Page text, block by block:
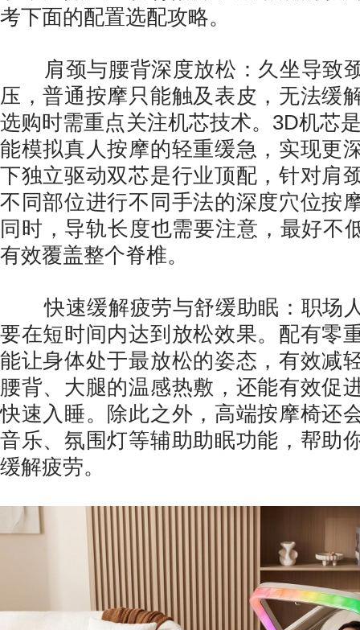
考下面的配置选配攻略。
肩颈与腰背深度放松：久坐导致
压，普通按摩只能触及表皮，无法缓
选购时需重点关注机芯技术。3D机芯
能模拟真人按摩的轻重缓急，实现更
下独立驱动双芯是行业顶配，针对肩
不同部位进行不同手法的深度穴位按
同时，导轨长度也需要注意，最好不
有效覆盖整个脊椎。
快速缓解疲劳与舒缓助眠：职场
要在短时间内达到放松效果。配有零
能让身体处于最放松的姿态，有效减
腰背、大腿的温感热敷，还能有效促
快速入睡。除此之外，高端按摩椅还
音乐、氛围灯等辅助助眠功能，帮助
缓解疲劳。